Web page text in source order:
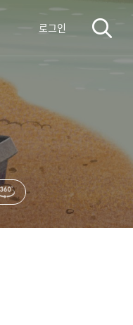
로그인